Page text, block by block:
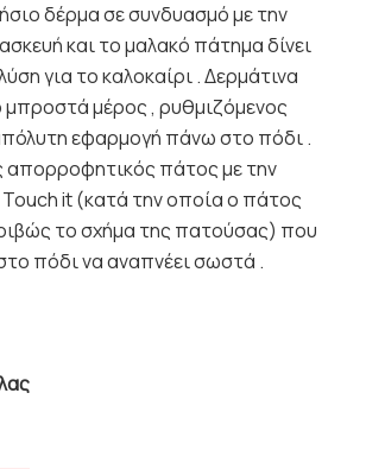
δέρμα σε συνδυασμό με την
και το μαλακό πάτημα δίνει
για το καλοκαίρι . Δερμάτινα
μέρος , ρυθμιζόμενος
εφαρμογή πάνω στο πόδι .
απορροφητικός πάτος με την
Touch it (κατά την οποία ο πάτος
το σχήμα της πατούσας) που
πόδι να αναπνέει σωστά .